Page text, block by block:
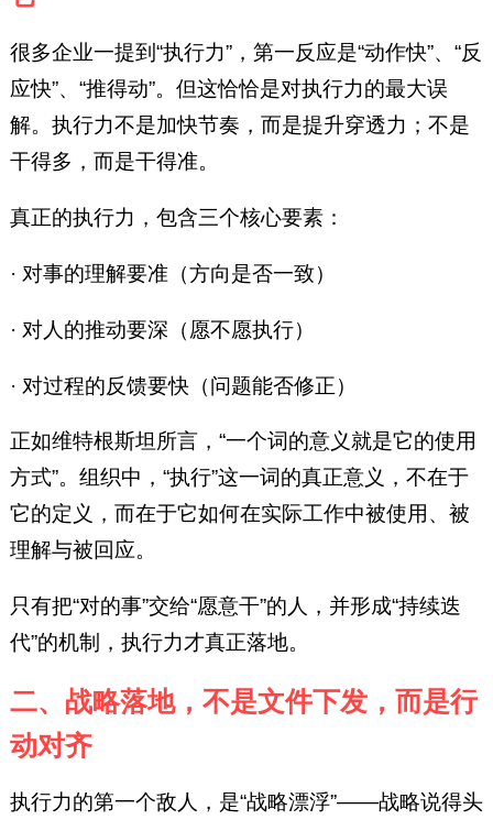
集团董事长，富士康科技集团总
裁特别助理等职。在核心期刊发
表文章30多篇，3 次荣获国家科
技进步奖，6 次荣获企业现代化
管理创新成果奖。1992年享受国
很多企业一提到“执行力”，第一反应是“动作快”、“反
应快”、“推得动”。但这恰恰是对执行力的最大误
解。执行力不是加快节奏，而是提升穿透力；不是
干得多，而是干得准。
真正的执行力，包含三个核心要素：
· 对事的理解要准（方向是否一致）
· 对人的推动要深（愿不愿执行）
· 对过程的反馈要快（问题能否修正）
正如维特根斯坦所言，“一个词的意义就是它的使用
方式”。组织中，“执行”这一词的真正意义，不在于
它的定义，而在于它如何在实际工作中被使用、被
理解与被回应。
只有把“对的事”交给“愿意干”的人，并形成“持续迭
代”的机制，执行力才真正落地。
二、战略落地，不是文件下发，而是行
动对齐
执行力的第一个敌人，是“战略漂浮”——战略说得头